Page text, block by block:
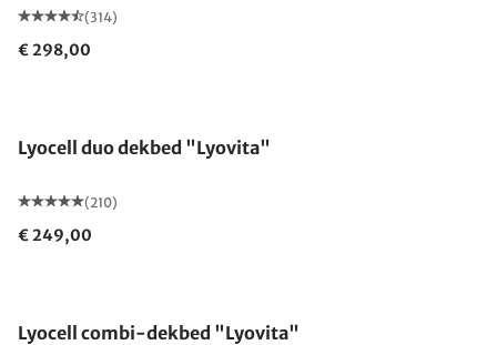
(314)
€ 298,00
Lyocell duo dekbed "Lyovita"
(210)
€ 249,00
Lyocell combi-dekbed "Lyovita"